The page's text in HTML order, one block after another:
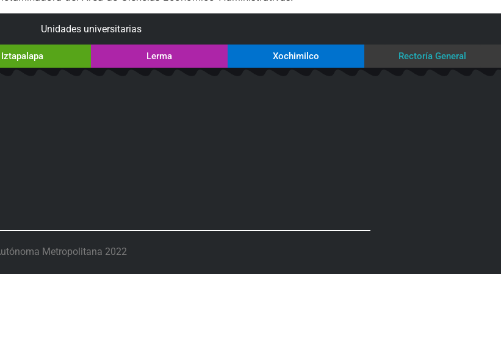
Unidades universitarias
Iztapalapa Lerma Xochimilco Rectoría General
Metropolitana 2022